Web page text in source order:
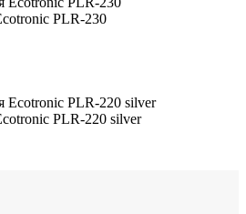
PLR-230
PLR-220 silver